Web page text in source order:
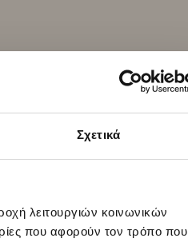
Σχετικά
λειτουργιών κοινωνικών
που αφορούν τον τρόπο που